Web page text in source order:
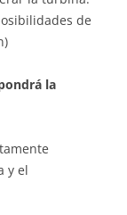
de
la
y el